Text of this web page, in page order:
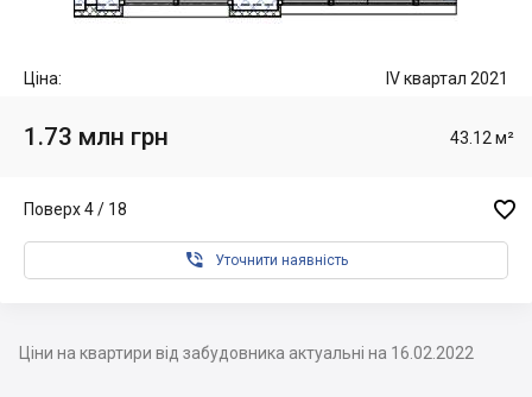
Ціна: IV квартал 2021
1.73 млн грн 43.12 м²
Поверх 4 / 18 
 Уточнити наявність
Ціни на квартири від забудовника актуальні на 16.02.2022